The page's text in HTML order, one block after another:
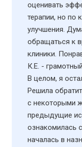
оценивать
терапии, но по
улучшения.
обращаться к
клиники.
К.Е. -
В целом, я
Решила
с некоторыми
предыдущие
ознакомилась
началась в